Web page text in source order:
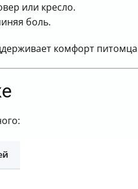
или кресло.
боль.
комфорт